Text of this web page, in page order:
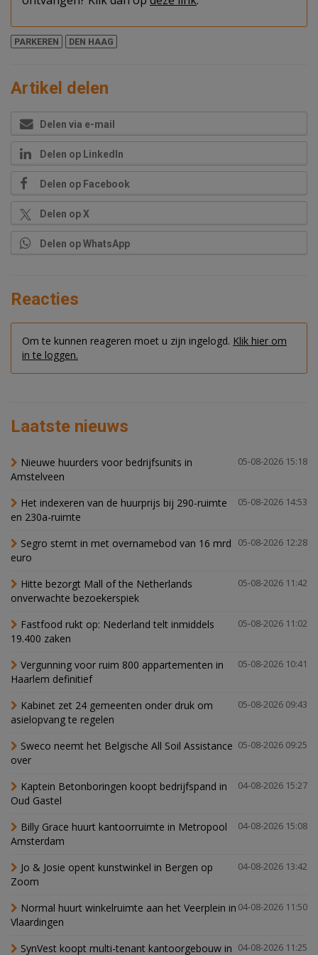
PARKEREN DEN HAAG
Artikel delen
Delen via e-mail
Delen op LinkedIn
Delen op Facebook
Delen op X
Delen op WhatsApp
Reacties
Om te kunnen reageren moet u zijn ingelogd. Klik hier om
in te loggen.
Laatste nieuws
05-08-2026 15:18
Nieuwe huurders voor bedrijfsunits in
Amstelveen
05-08-2026 14:53
Het indexeren van de huurprijs bij 290-ruimte
en 230a-ruimte
05-08-2026 12:28
Segro stemt in met overnamebod van 16 mrd
euro
05-08-2026 11:42
Hitte bezorgt Mall of the Netherlands
onverwachte bezoekerspiek
05-08-2026 11:02
Fastfood rukt op: Nederland telt inmiddels
19.400 zaken
05-08-2026 10:41
Vergunning voor ruim 800 appartementen in
Haarlem definitief
05-08-2026 09:43
Kabinet zet 24 gemeenten onder druk om
asielopvang te regelen
05-08-2026 09:25
Sweco neemt het Belgische All Soil Assistance
over
04-08-2026 15:27
Kaptein Betonboringen koopt bedrijfspand in
Oud Gastel
04-08-2026 15:08
Billy Grace huurt kantoorruimte in Metropool
Amsterdam
04-08-2026 13:42
Jo & Josie opent kunstwinkel in Bergen op
Zoom
04-08-2026 11:50
Normal huurt winkelruimte aan het Veerplein in
Vlaardingen
04-08-2026 11:25
SynVest koopt multi-tenant kantoorgebouw in